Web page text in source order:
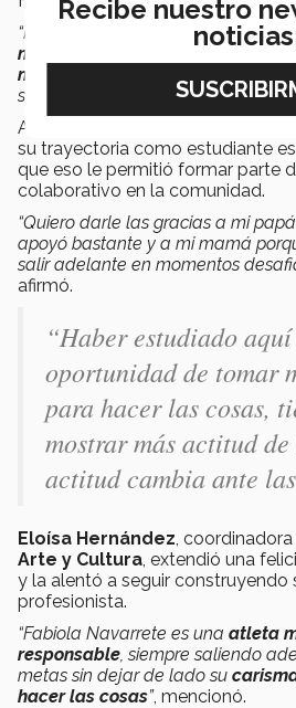
“Haber estudiado aquí me dio la
más iniciativa para hacer las
más actitud de liderazgo
situaciones”
, comentó.
Agregó que otro elemento
su trayectoria como estudiante
que eso le permitió formar parte
colaborativo en la comunidad.
“Quiero darle las gracias a mi
apoyó bastante y a mi mamá
salir adelante en momentos
afirmó.
“Haber estudiado
oportunidad de tomar
para hacer las cosas,
mostrar más actitud
actitud cambia ante
Eloísa Hernández ,
Arte y Cultura , extendió una
y la alentó a seguir
profesionista.
“Fabiola Navarrete es una atleta
responsable , siempre saliendo
metas sin dejar de lado su
hacer las cosas”, mencionó.
Recibe nuestro